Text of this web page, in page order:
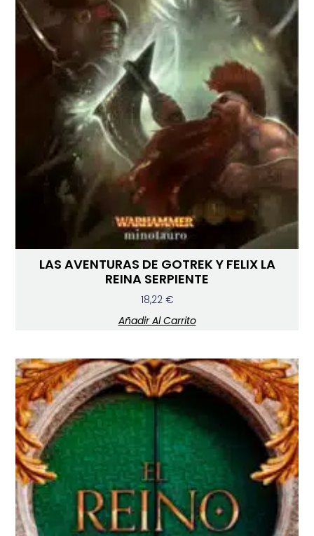
LAS AVENTURAS DE GOTREK Y FELIX LA
REINA SERPIENTE
18,22 €
Añadir Al Carrito